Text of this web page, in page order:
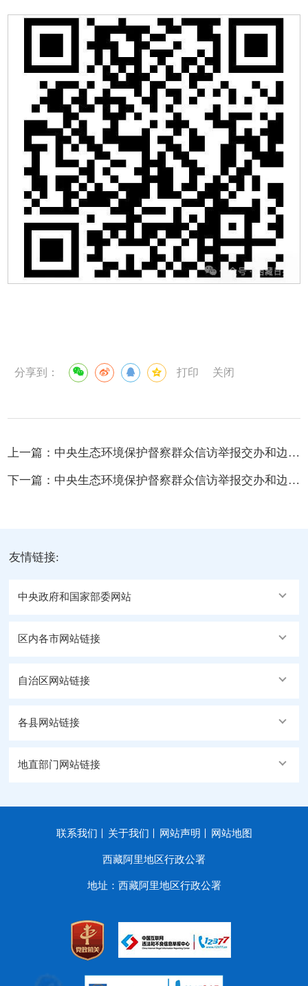
分享到： 打印 关闭
上一篇： 中央生态环境保护督察群众信访举报交办和边督边改公开情况（第三十二批）
下一篇： 中央生态环境保护督察群众信访举报交办和边督边改公开情况（第三十批）
友情链接:
中央政府和国家部委网站
区内各市网站链接
自治区网站链接
各县网站链接
地直部门网站链接
联系我们 关于我们 网站声明 网站地图
西藏阿里地区行政公署
地址：西藏阿里地区行政公署